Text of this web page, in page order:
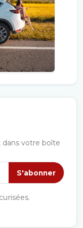
votre boîte
S'abonner